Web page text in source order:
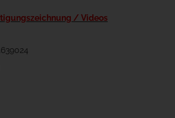
/ Videos